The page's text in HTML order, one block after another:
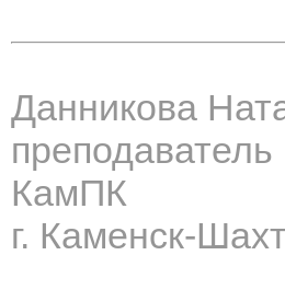
Данникова
преподаватель
КамПК
г. Каменск-